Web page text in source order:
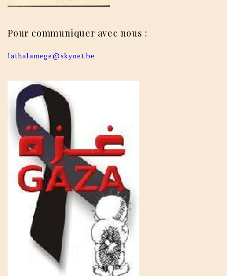
Pour communiquer avec nous :
lathalamege@skynet.be